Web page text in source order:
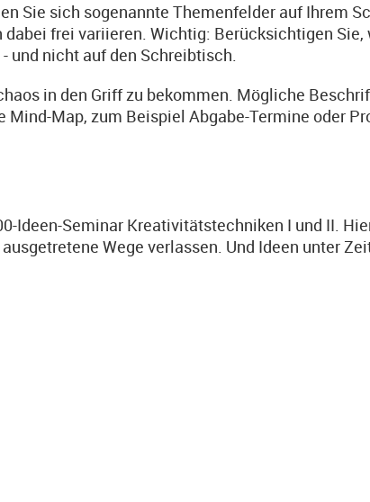
Sie sich sogenannte Themenfelder auf Ihrem
frei variieren. Wichtig: Berücksichtigen
und nicht auf den Schreibtisch.
in den Griff zu bekommen. Mögliche
Map, zum Beispiel Abgabe-Termine oder
Ideen-Seminar Kreativitätstechniken I und II.
Wege verlassen. Und Ideen unter